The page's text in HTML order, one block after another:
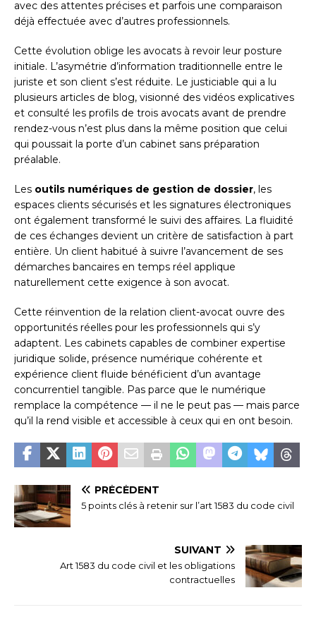
avec des attentes précises et parfois une comparaison
déjà effectuée avec d’autres professionnels.
Cette évolution oblige les avocats à revoir leur posture
initiale. L’asymétrie d’information traditionnelle entre le
juriste et son client s’est réduite. Le justiciable qui a lu
plusieurs articles de blog, visionné des vidéos explicatives
et consulté les profils de trois avocats avant de prendre
rendez-vous n’est plus dans la même position que celui
qui poussait la porte d’un cabinet sans préparation
préalable.
Les outils numériques de gestion de dossier, les
espaces clients sécurisés et les signatures électroniques
ont également transformé le suivi des affaires. La fluidité
de ces échanges devient un critère de satisfaction à part
entière. Un client habitué à suivre l’avancement de ses
démarches bancaires en temps réel applique
naturellement cette exigence à son avocat.
Cette réinvention de la relation client-avocat ouvre des
opportunités réelles pour les professionnels qui s’y
adaptent. Les cabinets capables de combiner expertise
juridique solide, présence numérique cohérente et
expérience client fluide bénéficient d’un avantage
concurrentiel tangible. Pas parce que le numérique
remplace la compétence — il ne le peut pas — mais parce
qu’il la rend visible et accessible à ceux qui en ont besoin.
PRÉCÉDENT
5 points clés à retenir sur l’art 1583 du code civil
SUIVANT
Art 1583 du code civil et les obligations
contractuelles